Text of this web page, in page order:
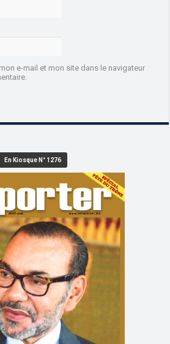
e-mail et mon site dans le navigateur
En Kiosque N° 1276